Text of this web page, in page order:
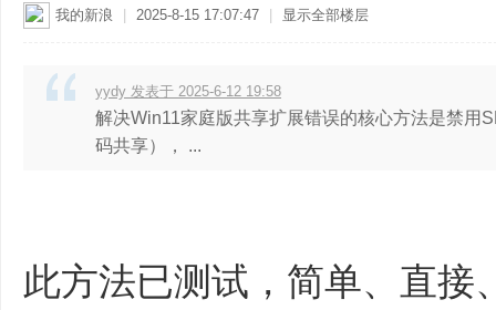
我的新浪 2025-8-15 17:07:47 显示全部楼层
yydy 发表于 2025-6-12 19:58
解决Win11家庭版共享扩展错误的核心方法是禁用
码共享）‌， ...
此方法已测试，简单、直接